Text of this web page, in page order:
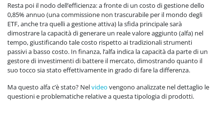
Resta poi il nodo dell’efficienza: a fronte di un costo di gestione dello
0,85% annuo (una commissione non trascurabile per il mondo degli
ETF, anche tra quelli a gestione attiva) la sfida principale sarà
dimostrare la capacità di generare un reale valore aggiunto (alfa) nel
tempo, giustificando tale costo rispetto ai tradizionali strumenti
passivi a basso costo. In finanza, l’alfa indica la capacità da parte di un
gestore di investimenti di battere il mercato, dimostrando quanto il
suo tocco sia stato effettivamente in grado di fare la differenza.
Ma questo alfa c’è stato? Nelvideo vengono analizzate nel dettaglio le
questioni e problematiche relative a questa tipologia di prodotti.